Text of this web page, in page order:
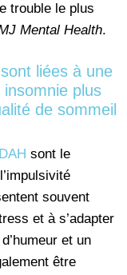
trouble le plus
Mental Health.
liées à une
plus
de sommeil
sont le
souvent
et à s’adapter
et un
être